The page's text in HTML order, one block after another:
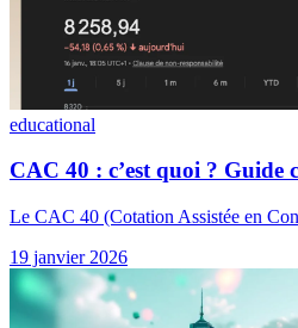
educational
CAC 40 : c’est quoi ? Guide
Le CAC 40 (Cotation Assistée en
19 janvier 2026